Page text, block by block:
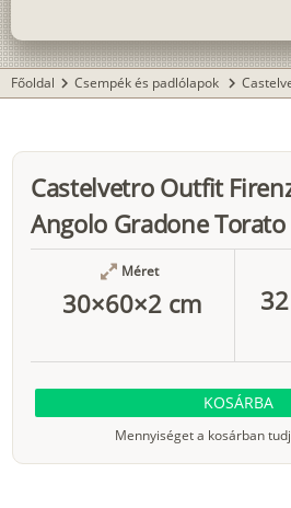
Főoldal chevron_right Csempék és padlólapok chevron_right
Castelvetro Outfit
Angolo Gradone Torato
Méret
30×60×2 cm
KOSÁRBA
Mennyiséget a kosárban